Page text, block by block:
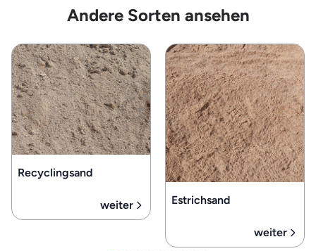
Andere Sorten ansehen
Recyclingsand
weiter Estrichsand
weiter